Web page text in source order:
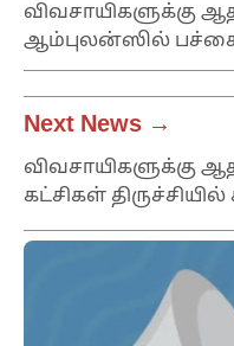
விவசாயிகளுக்கு
ஆம்புலன்ஸில்
Next News →
விவசாயிகளுக்கு
கட்சிகள்